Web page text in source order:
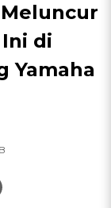
di
Yamaha